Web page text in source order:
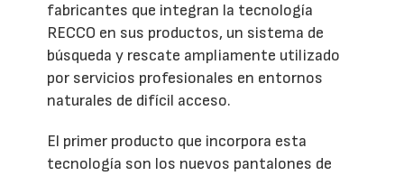
fabricantes que integran la tecnología
RECCO en sus productos, un sistema de
búsqueda y rescate ampliamente utilizado
por servicios profesionales en entornos
naturales de difícil acceso.
El primer producto que incorpora esta
tecnología son los nuevos pantalones de